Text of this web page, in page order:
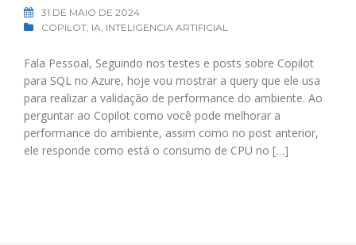
31 DE MAIO DE 2024
COPILOT, IA, INTELIGENCIA ARTIFICIAL
Fala Pessoal, Seguindo nos testes e posts sobre Copilot
para SQL no Azure, hoje vou mostrar a query que ele usa
para realizar a validação de performance do ambiente. Ao
perguntar ao Copilot como você pode melhorar a
performance do ambiente, assim como no post anterior,
ele responde como está o consumo de CPU no […]